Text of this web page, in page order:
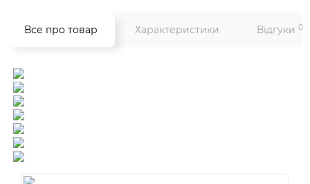
Все про товар Характеристики Відгуки 0